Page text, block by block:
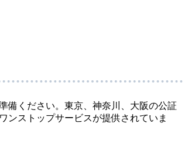
備ください。東京、神奈川、大阪の公証
ンストップサービスが提供されていま